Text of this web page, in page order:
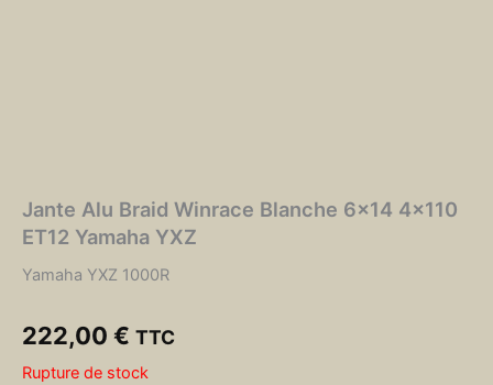
Jante Alu Braid Winrace Blanche 6×14 4×110
ET12 Yamaha YXZ
Yamaha YXZ 1000R
222,00 € TTC
Rupture de stock